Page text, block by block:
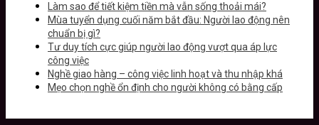
Làm sao để tiết kiệm tiền mà vẫn sống thoải mái?
Mùa tuyển dụng cuối năm bắt đầu: Người lao động nên
chuẩn bị gì?
Tư duy tích cực giúp người lao động vượt qua áp lực
công việc
Nghề giao hàng – công việc linh hoạt và thu nhập khá
Mẹo chọn nghề ổn định cho người không có bằng cấp